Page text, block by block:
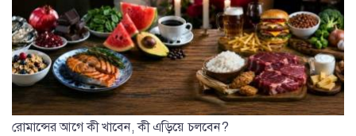
রোমান্সের আগে কী খাবেন, কী এড়িয়ে চলবেন?